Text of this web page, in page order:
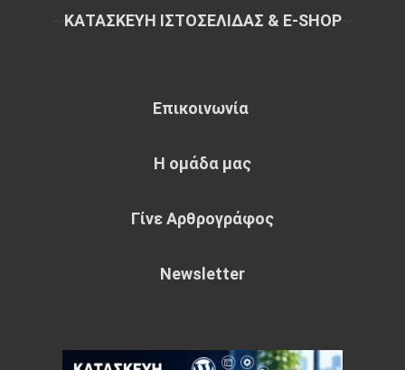
ΚΑΤΑΣΚΕΥΗ ΙΣΤΟΣΕΛΙΔΑΣ & E-SHOP~
Επικοινωνία
Η ομάδα μας
Γίνε Αρθρογράφος
Newsletter